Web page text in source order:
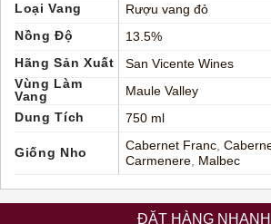
Loại Vang
Rượu vang đỏ
Nồng Độ
13.5%
Hãng Sản Xuất
San Vicente Wines
Vùng Làm
Vang
Maule Valley
Dung Tích
750 ml
Giống Nho
Cabernet Franc,
Carmenere, Malbec
ĐẶT HÀNG NHANH